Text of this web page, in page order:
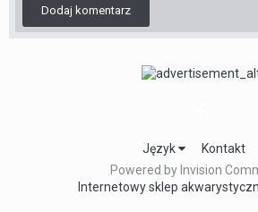
Dodaj komentarz
Język
Kontakt
Powered by Invision
Internetowy sklep